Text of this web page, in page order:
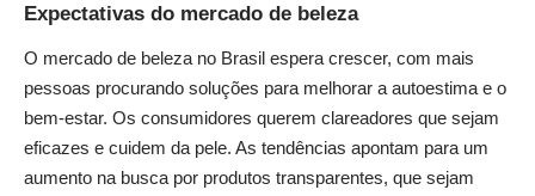
Expectativas do mercado de beleza
O mercado de beleza no Brasil espera crescer, com mais
pessoas procurando soluções para melhorar a autoestima e o
bem-estar. Os consumidores querem clareadores que sejam
eficazes e cuidem da pele. As tendências apontam para um
aumento na busca por produtos transparentes, que sejam